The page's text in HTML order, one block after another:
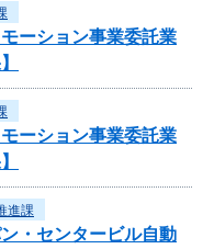
ーション事業委託業
ーション事業委託業
進課
・センタービル自動